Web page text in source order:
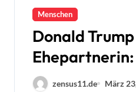
Menschen
Donald Trump
Fakten und
zensus11.de März